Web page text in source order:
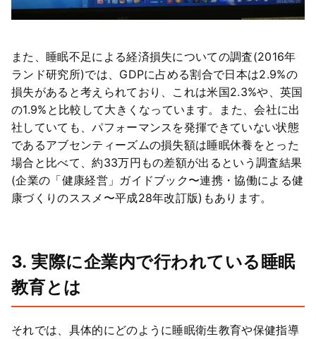
また、睡眠不足による経済損失についての調査(2016年
ランド研究所)では、GDPに占める割合で日本は2.9%の
損失があると考えられており、これは米国2.3%や、英国
の1.9%と比較して大きくなっています。また、会社に出
社していても、パフォーマンスを発揮できていない状態
であるアブセンティーズムの損失額は睡眠休養をとった
場合と比べて、約33万円もの差額が出るという調査結果
(企業の「健康経営」ガイドブック〜連携・協働による健
康づくりのススメ〜平成28年改訂版)もあります。
3. 実際に企業内で行われている睡眠
教育とは
それでは、具体的にどのように睡眠衛生教育や保健指導